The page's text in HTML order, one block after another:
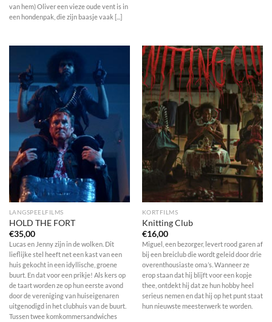
van hem) Oliver een vieze oude vent is in
een hondenpak, die zijn baasje vaak [...]
LANGSPEELFILMS
HOLD THE FORT
€35,00
Lucas en Jenny zijn in de wolken. Dit
lieflijke stel heeft net een kast van een
huis gekocht in een idyllische, groene
buurt. En dat voor een prikje! Als kers op
de taart worden ze op hun eerste avond
door de vereniging van huiseigenaren
uitgenodigd in het clubhuis van de buurt.
Tussen twee komkommersandwiches
KORTFILMS
Knitting Club
€16,00
Miguel, een bezorger, levert rood garen af
bij een breiclub die wordt geleid door drie
overenthousiaste oma’s. Wanneer ze
erop staan dat hij blijft voor een kopje
thee, ontdekt hij dat ze hun hobby heel
serieus nemen en dat hij op het punt staat
hun nieuwste meesterwerk te worden.